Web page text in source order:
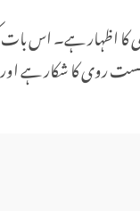
کا اظہار ہے۔ اس
روی کا شکار ہے